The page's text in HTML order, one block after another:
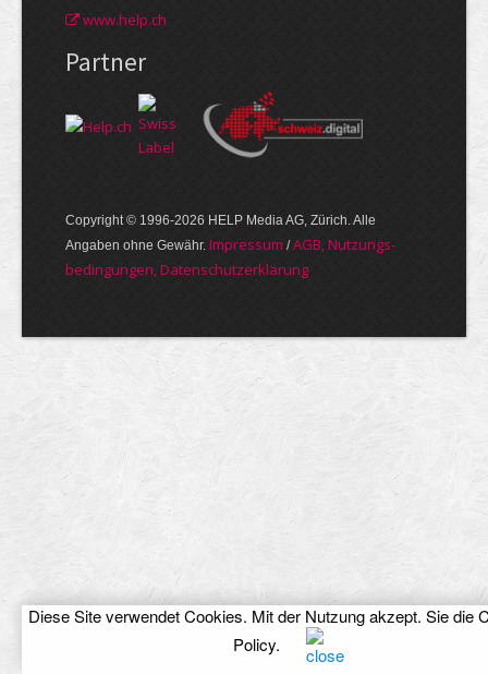
www.help.ch
Partner
Copyright © 1996-2026 HELP Media AG, Zürich. Alle
Angaben ohne Gewähr. Im­pres­sum /AGB, Nut­zungs­
bedin­gungen, Daten­schutz­er­klärung
Diese Site verwendet Cookies. Mit der Nutzung akzept. Sie die
Policy.